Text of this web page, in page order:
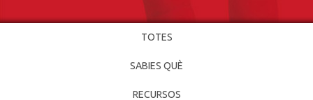
TOTES
SABIES QUÈ
RECURSOS